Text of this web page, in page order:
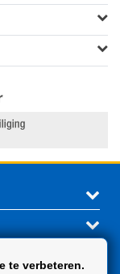
te verbeteren.